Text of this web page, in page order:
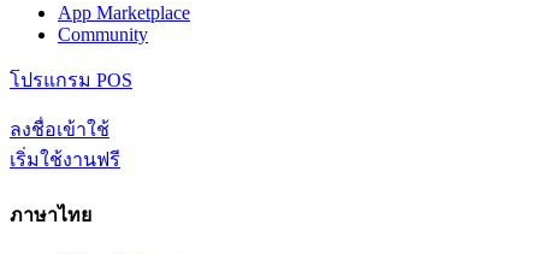
App Marketplace
Community
โปรแกรม POS
ลงชื่อเข้าใช้
เริ่มใช้งานฟรี
ภาษาไทย